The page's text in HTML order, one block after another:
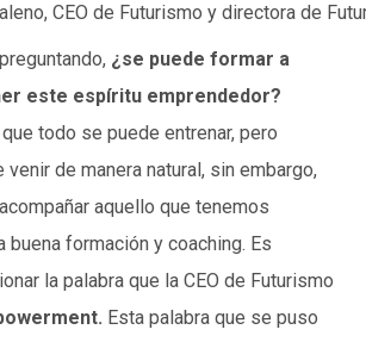
CEO de Futurismo y directora de
¿se puede formar a
este espíritu emprendedor?
todo se puede entrenar, pero
de manera natural, sin embargo,
aquello que tenemos
buena formación y coaching. Es
la palabra que la CEO de Futurismo
Esta palabra que se puso